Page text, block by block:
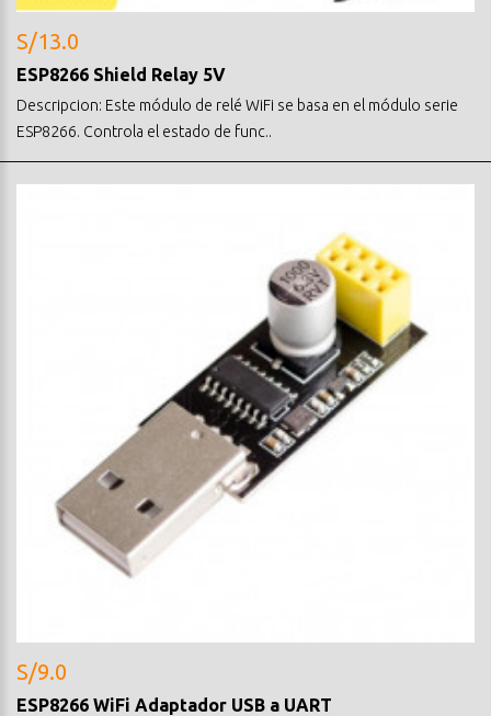
S/13.0
ESP8266 Shield Relay 5V
Descripcion: Este módulo de relé WiFi se basa en el módulo serie
ESP8266. Controla el estado de func..
S/9.0
ESP8266 WiFi Adaptador USB a UART